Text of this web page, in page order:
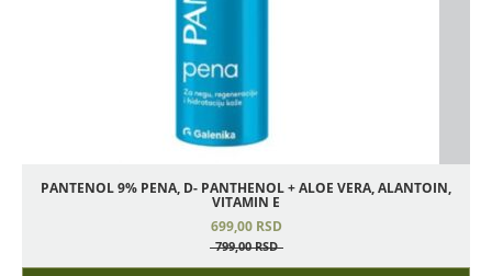
PANTENOL 9% PENA, D- PANTHENOL + ALOE VERA, ALANTOIN,
VITAMIN E
699,00 RSD
799,00 RSD